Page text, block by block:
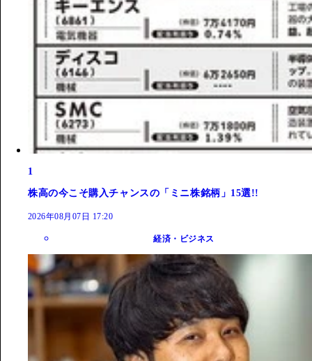
1
株高の今こそ購入チャンスの「ミニ株銘柄」15選!!
2026年08月07日 17:20
経済・ビジネス